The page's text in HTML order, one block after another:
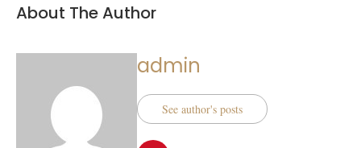
About The Author
admin
See author's posts